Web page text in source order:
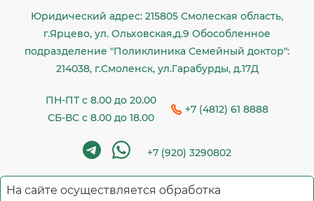
Юридический адрес: 215805 Смолеская область,
г.Ярцево, ул. Ольховская,д.9 Обособленное
подразделение "Поликлиника Семейный доктор":
214038, г.Смоленск, ул.Гарабурды, д.17Д
ПН-ПТ с 8.00 до 20.00
СБ-ВС с 8.00 до 18.00
+7 (4812) 61 8888
+7 (920) 3290802
На сайте осуществляется обработка